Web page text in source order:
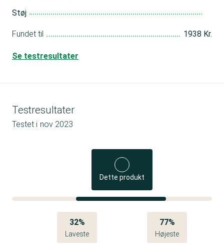
Støj
Fundet til 1938 Kr.
Se testresultater
Testresultater
Testet i nov 2023
Dette produkt
32%
Laveste
77%
Højeste